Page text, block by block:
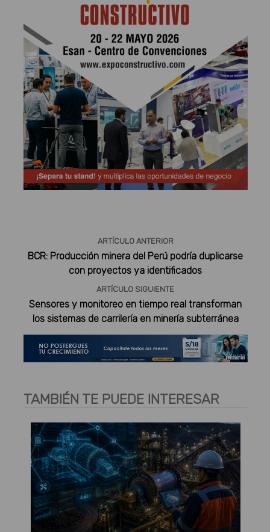
ARTÍCULO ANTERIOR
BCR: Producción minera del Perú podría duplicarse
con proyectos ya identificados
ARTÍCULO SIGUIENTE
Sensores y monitoreo en tiempo real transforman
los sistemas de carrilería en minería subterránea
TAMBIÉN TE PUEDE INTERESAR